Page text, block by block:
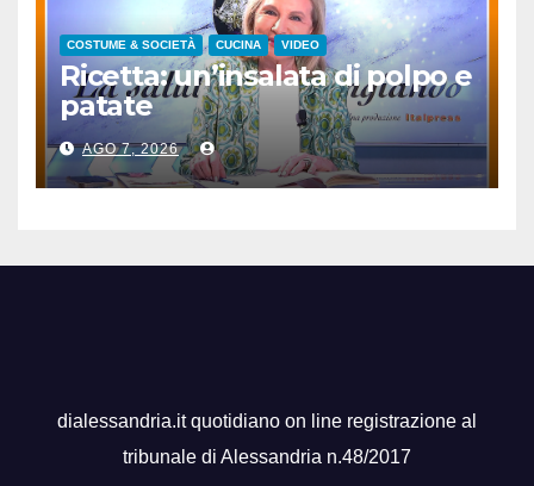
COSTUME & SOCIETÀ CUCINA VIDEO
Ricetta: un’insalata di polpo e
patate
AGO 7, 2026
dialessandria.it quotidiano on line registrazione al
tribunale di Alessandria n.48/2017